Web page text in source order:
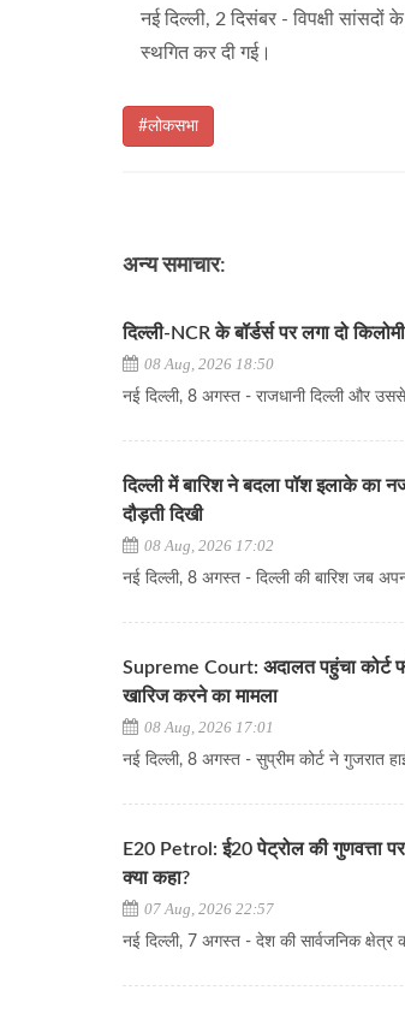
नई दिल्ली, 2 दिसंबर - विपक्षी
स्थगित कर दी गई।
#लोकसभा
अन्य समाचार:
दिल्ली-NCR के बॉर्डर्स पर लगा दो
08 Aug, 2026 18:50
नई दिल्ली, 8 अगस्त - राजधानी दिल्ली और
दिल्ली में बारिश ने बदला पॉश इलाके का
दौड़ती दिखी
08 Aug, 2026 17:02
नई दिल्ली, 8 अगस्त - दिल्ली की बारिश जब
Supreme Court: अदालत पहुंचा कोर्ट
खारिज करने का मामला
08 Aug, 2026 17:01
नई दिल्ली, 8 अगस्त - सुप्रीम कोर्ट ने गुजरात
E20 Petrol: ई20 पेट्रोल की गुणवत्ता
क्या कहा?
07 Aug, 2026 22:57
नई दिल्ली, 7 अगस्त - देश की सार्वजनिक क्षेत्र